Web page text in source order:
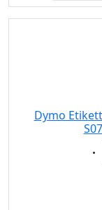
Dymo